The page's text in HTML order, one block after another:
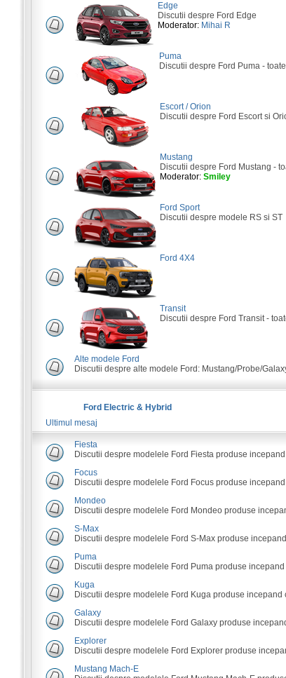
Edge
Discutii despre Ford Edge
Moderator: Mihai R
Puma
Discutii despre Ford Puma -
Escort / Orion
Discutii despre Ford Escort si
Mustang
Discutii despre Ford Mustang -
Moderator: Smiley
Ford Sport
Discutii despre modele RS si ST
Ford 4X4
Transit
Discutii despre Ford Transit -
Alte modele Ford
Discutii despre alte modele Ford: Mustang/Probe/
Ford Electric & Hybrid
Ultimul mesaj
Fiesta
Discutii despre modelele Ford Fiesta produse
Focus
Discutii despre modelele Ford Focus produse
Mondeo
Discutii despre modelele Ford Mondeo produse
S-Max
Discutii despre modelele Ford S-Max produse
Puma
Discutii despre modelele Ford Puma produse
Kuga
Discutii despre modelele Ford Kuga produse incepand
Galaxy
Discutii despre modelele Ford Galaxy produse
Explorer
Discutii despre modelele Ford Explorer produse
Mustang Mach-E